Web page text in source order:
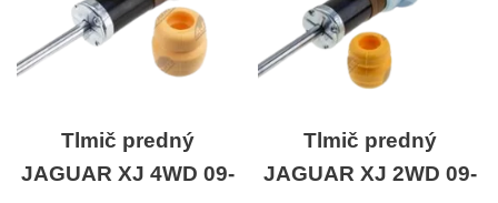
Tlmič predný
JAGUAR XJ 4WD 09-
Tlmič predný
JAGUAR XJ 2WD 09-